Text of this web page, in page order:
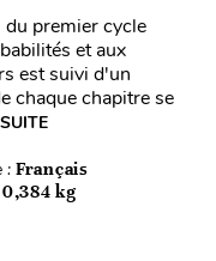
du premier cycle
et aux
est suivi d'un
chaque chapitre se
: Français
0,384 kg